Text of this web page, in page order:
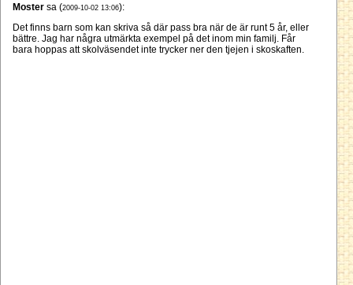
Moster sa (2009-10-02 13:06):
Det finns barn som kan skriva så där pass bra när de är runt 5 år, eller
bättre. Jag har några utmärkta exempel på det inom min familj. Får
bara hoppas att skolväsendet inte trycker ner den tjejen i skoskaften.